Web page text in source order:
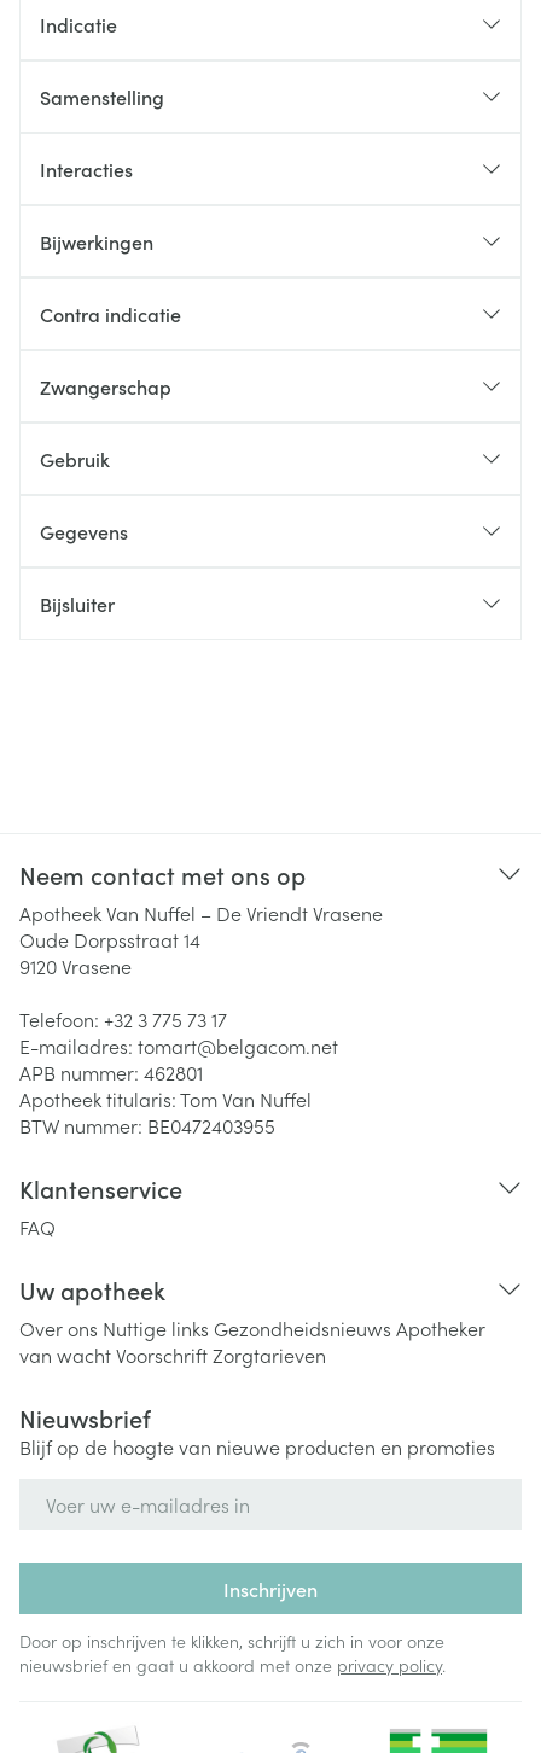
Indicatie
Samenstelling
Interacties
Bijwerkingen
Contra indicatie
Zwangerschap
Gebruik
Gegevens
Bijsluiter
Neem contact met ons op
Apotheek Van Nuffel – De Vriendt Vrasene
Oude Dorpsstraat 14
9120Vrasene
Telefoon: +32 3 775 73 17
E-mailadres: tomart@belgacom.net
APB nummer: 462801
Apotheek titularis:Tom Van Nuffel
BTW nummer: BE0472403955
Klantenservice
FAQ
Uw apotheek
Over ons Nuttige links Gezondheidsnieuws Apotheker
van wachtVoorschriftZorgtarieven
Nieuwsbrief
Blijf op de hoogte van nieuwe producten en promoties
Inschrijven
Door op inschrijven te klikken, schrijft u zich in voor onze
nieuwsbrief en gaat u akkoord met onze privacy policy.